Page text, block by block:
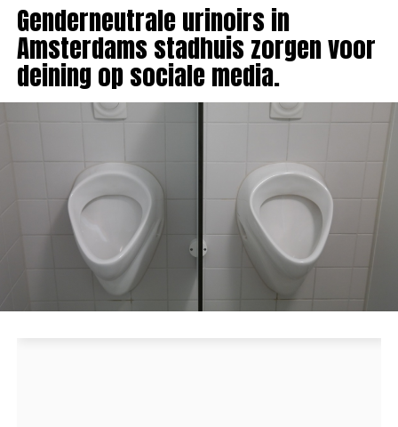
Genderneutrale urinoirs in
Amsterdams stadhuis zorgen voor
deining op sociale media.